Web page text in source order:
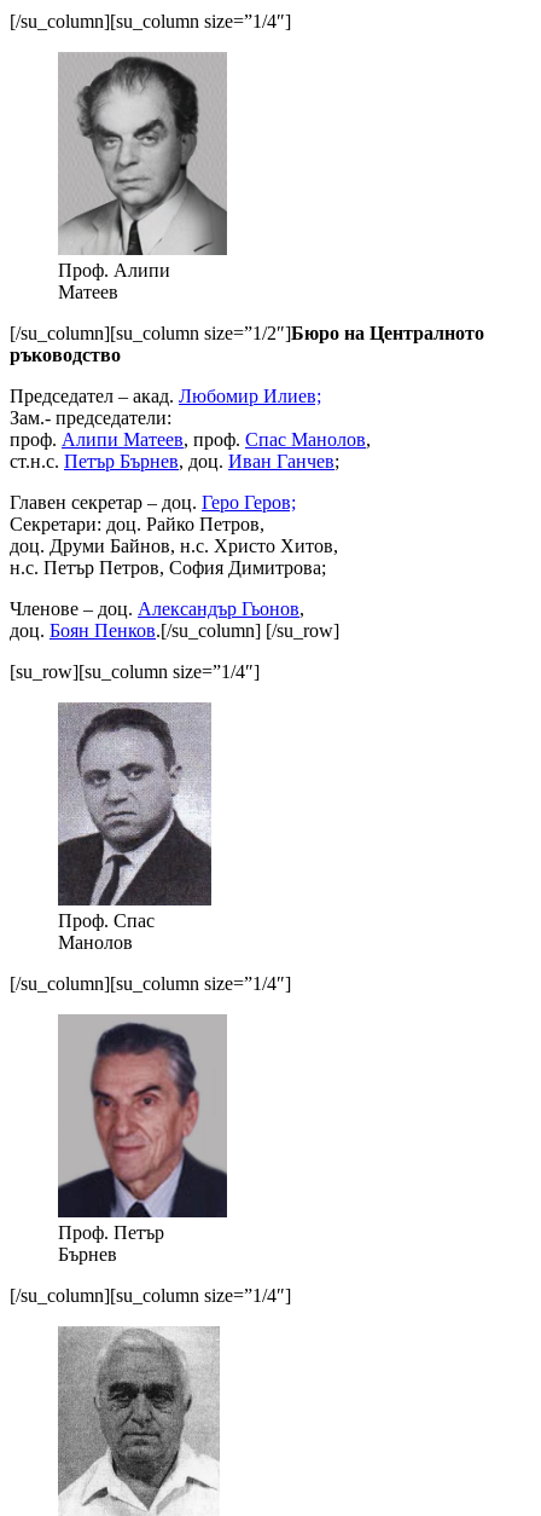
[/su_column][su_column size=”1/4″]
Проф. Алипи
Матеев
[/su_column][su_column size=”1/2″]Бюро на Централното
ръко­водство
Председа­тел – акад. Любомир Илиев;
Зам.- председатели:
проф. Алипи Матеев, проф. Спас Манолов,
ст.н.с. Петър Бърнев, доц. Иван Ганчев;
Главен секретар – доц. Геро Геров;
Секретари: доц. Райко Петров,
доц. Друми Байнов, н.с. Христо Хитов,
н.с. Петър Петров, София Димитрова;
Членове – доц. Александър Гьонов,
доц. Боян Пенков.[/su_column] [/su_row]
[su_row][su_column size=”1/4″]
Проф. Спас
Манолов
[/su_column][su_column size=”1/4″]
Проф. Петър
Бърнев
[/su_column][su_column size=”1/4″]